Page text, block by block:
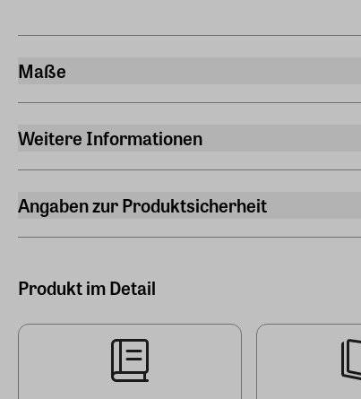
Maße
Länge
19 cm
Höhe
0,254 kg
Weitere Informationen
Übersetzt von
Schweder-Schreiner, Nicolai von
Verlag
Aufbau Taschenbuch Verlag
EAN
Angaben zur Produktsicherheit
Deutschland (EU)
info@aufbau-verlag.de
Produkt im Detail